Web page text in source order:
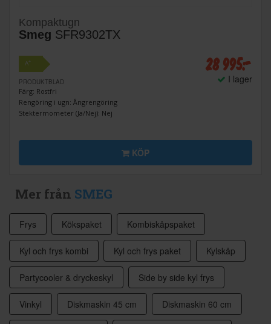
Kompaktugn
Smeg SFR9302TX
A+
PRODUKTBLAD
Färg: Rostfri
Rengöring i ugn: Ångrengöring
Stektermometer (Ja/Nej): Nej
28 995:-
I lager
KÖP
Mer från SMEG
Frys Kökspaket Kombiskåpspaket
Kyl och frys kombi Kyl och frys paket Kylskåp
Partycooler & dryckeskyl Side by side kyl frys
Vinkyl Diskmaskin 45 cm Diskmaskin 60 cm